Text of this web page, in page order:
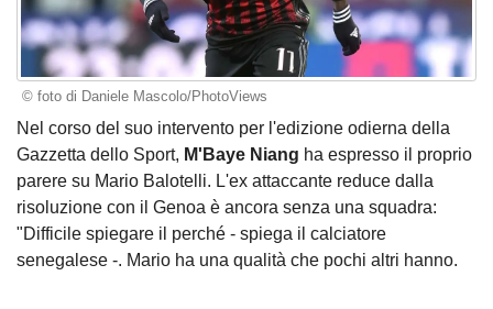
© foto di Daniele Mascolo/PhotoViews
Nel corso del suo intervento per l'edizione odierna della
Gazzetta dello Sport, M'Baye Niang ha espresso il proprio
parere su Mario Balotelli. L'ex attaccante reduce dalla
risoluzione con il Genoa è ancora senza una squadra:
"Difficile spiegare il perché - spiega il calciatore
senegalese -. Mario ha una qualità che pochi altri hanno.